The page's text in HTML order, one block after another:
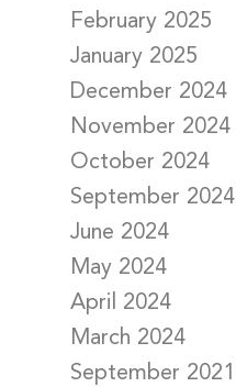
February 2025
January 2025
December 2024
November 2024
October 2024
September 2024
June 2024
May 2024
April 2024
March 2024
September 2021